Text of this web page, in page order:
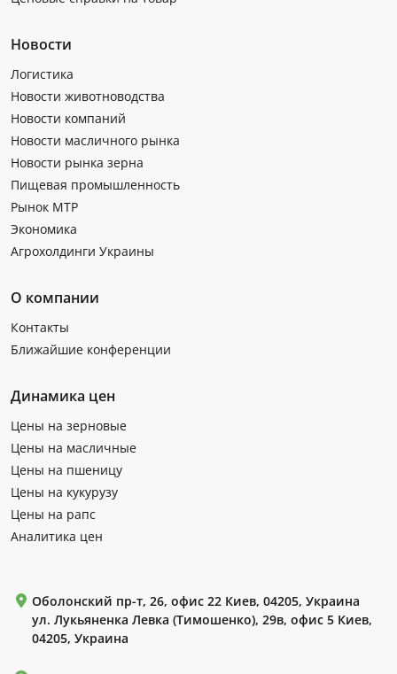
Новости
Логистика
Новости животноводства
Новости компаний
Новости масличного рынка
Новости рынка зерна
Пищевая промышленность
Рынок МТР
Экономика
Агрохолдинги Украины
О компании
Контакты
Ближайшие конференции
Динамика цен
Цены на зерновые
Цены на масличные
Цены на пшеницу
Цены на кукурузу
Цены на рапс
Аналитика цен
Оболонский пр-т, 26, офис 22 Киев, 04205, Украина
ул. Лукьяненка Левка (Тимошенко), 29в, офис 5 Киев,
04205, Украина